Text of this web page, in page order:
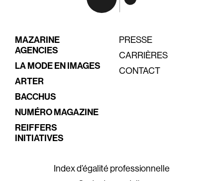
MAZARINE
AGENCIES
LA MODE EN IMAGES
ARTER
BACCHUS
NUMÉRO MAGAZINE
REIFFERS
INITIATIVES
PRESSE
CARRIÈRES
CONTACT
Index d’égalité professionnelle